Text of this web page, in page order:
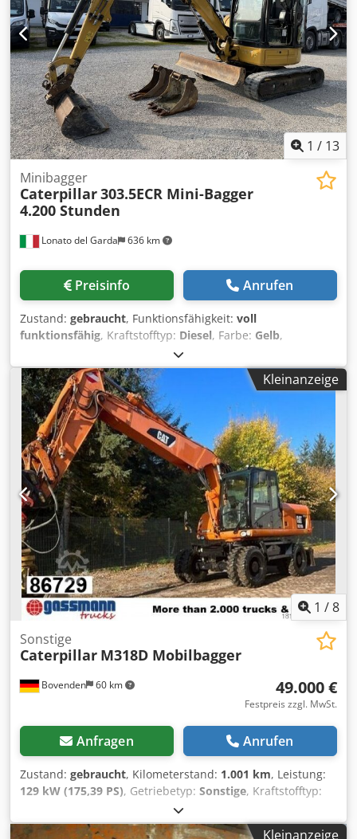
1 / 13
Lonato del Garda 636 km
Minibagger
Caterpillar303.5ECR Mini-Bagger
4.200 Stunden
Preisinfo Anrufen
Zustand: gebraucht, Funktionsfähigkeit: voll
funktionsfähig, Kraftstofftyp: Diesel, Farbe: Gelb,
, Baujahr:
4.200 h, Ausstattung:Standard-Schaufel, CAT 303.5ECR
Mini/Kompakt-Bagger Dcsdpfx Ajytunnsptok 3 Schaufeln 1
Planierschild Gewicht 3580kg 24.8 kW Baujahr 2018 Alle
Angaben ohne Gewähr/Irrtum vorbehalten
Kleinanzeige
1 /8
Bovenden 60 km
Sonstige
Caterpillar M318D Mobilbagger
49.000 €
Festpreis zzgl. MwSt.
Anfragen Anrufen
Zustand: gebraucht, Kilometerstand: 1.001 km, Leistung:
129 kW (175,39 PS), Getriebetyp: Sonstige, Kraftstofftyp:
, Gesamtgewicht:
Konfiguration:4x4, Erstzulassung:01/2011, Baujahr:2011,
Kleinanzeige